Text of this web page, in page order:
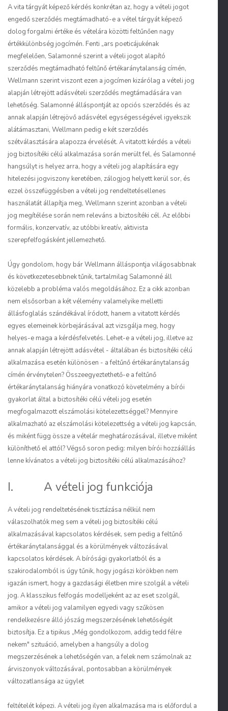
A vita tárgyát képező kérdés konkrétan az, hogy a vételi jogot
engedő szerződés megtámadható-e a vétel tárgyát képező
dolog forgalmi értéke és vételára közötti feltűnően nagy
értékkülönbség jogcímén. Fenti „ars poeticájukénak
megfelelően, Salamonné szerint a vételi jogot alapító
szerződés megtámadható feltűnő értékaránytalanság címén,
Wellmann szerint viszont ezen a jogcímen kizárólag a vételi jog
alapján létrejött adásvételi szerződés megtámadására van
lehetőség. Salamonné álláspontját az opciós szerződés és az
annak alapján létrejövő adásvétel egységességével igyekszik
alátámasztani, Wellmann pedig e két szerződés
szétválasztására alapozza érvelését. A vitatott kérdés a vételi
jog biztosítéki célú alkalmazása során merült fel, és Salamonné
hangsúlyt is helyez arra, hogy a vételi jog alapítására egy
hitelezési jogviszony keretében, zálogjog helyett kerül sor, és
ezzel összefüggésben a vételi jog rendeltetésellenes
használatát állapítja meg, Wellmann szerint azonban a vételi
jog megítélése során nem releváns a biztosítéki cél. Az előbbi
formális, konzervatív, az utóbbi kreatív, aktivista
szerepfelfogásként jellemezhető.
Úgy gondolom, hogy bár Wellmann álláspontja világosabbnak
és következetesebbnek tűnik, tartalmilag Salamonné áll
közelebb a probléma valós megoldásához. Ez a cikk azonban
nem elsősorban a két vélemény valamelyike melletti
állásfoglalás szándékával íródott, hanem a vitatott kérdés
egyes elemeinek körbejárásával azt vizsgálja meg, hogy
helyes-e maga a kérdésfelvetés. Lehet-e a vételi jog, illetve az
annak alapján létrejött adásvétel - általában és biztosítéki célú
alkalmazása esetén különösen - a feltűnő értékaránytalanság
címén érvénytelen? Összeegyeztethető-e a feltűnő
értékaránytalanság hiányára vonatkozó követelmény a bírói
gyakorlat által a biztosítéki célú vételi jog esetén
megfogalmazott elszámolási kötelezettséggel? Mennyire
alkalmazható az elszámolási kötelezettség a vételi jog kapcsán,
és miként függ össze a vételár meghatározásával, illetve miként
különíthető el attól? Végső soron pedig: milyen bírói hozzáállás
lenne kívánatos a vételi jog biztosítéki célú alkalmazásához?
I. A vételi jog funkciója
A vételi jog rendeltetésének tisztázása nélkül nem
válaszolhatók meg sem a vételi jog biztosítéki célú
alkalmazásával kapcsolatos kérdések, sem pedig a feltűnő
értékaránytalansággal és a körülmények változásával
kapcsolatos kérdések. A bírósági gyakorlatból és a
szakirodalomból is úgy tűnik, hogy jogászi körökben nem
igazán ismert, hogy a gazdasági életben mire szolgál a vételi
jog. A klasszikus felfogás modelljeként az az eset szolgál,
amikor a vételi jog valamilyen egyedi vagy szűkösen
rendelkezésre álló jószág megszerzésének lehetőségét
biztosítja. Ez a tipikus „Még gondolkozom, addig tedd félre
nekem" szituáció, amelyben a hangsúly a dolog
megszerzésének a lehetőségén van, a felek nem számolnak az
árviszonyok változásával, pontosabban a körülmények
változatlansága az ügylet
feltételét képezi. A vételi jog ilyen alkalmazása ma is előfordul a